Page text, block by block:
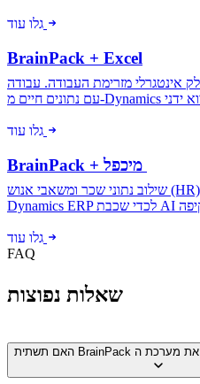
גלו עוד
BrainPack + Excel
אינטגרלי מזרימת העבודה. עבודה
גלו עוד
שילוב נתוני שכר ומשאבי אנוש (HR) מותאמי רגולציה ישראלית עם ה-
גלו עוד
FAQ
שאלות נפוצות